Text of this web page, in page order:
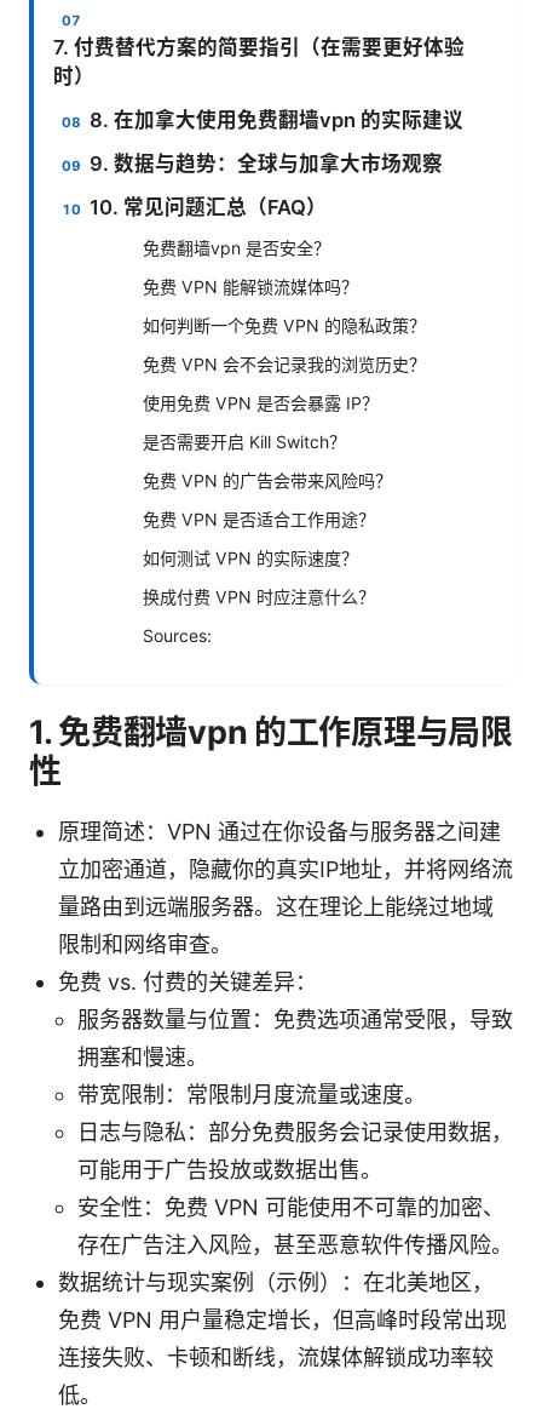
7. 付费替代方案的简要指引（在需要更好体验
时）
8. 在加拿大使用免费翻墙vpn 的实际建议
9. 数据与趋势：全球与加拿大市场观察
10. 常见问题汇总（FAQ）
免费翻墙vpn 是否安全？
免费 VPN 能解锁流媒体吗？
如何判断一个免费 VPN 的隐私政策？
免费 VPN 会不会记录我的浏览历史？
使用免费 VPN 是否会暴露 IP？
是否需要开启 Kill Switch？
免费 VPN 的广告会带来风险吗？
免费 VPN 是否适合工作用途？
如何测试 VPN 的实际速度？
换成付费 VPN 时应注意什么？
Sources:
1. 免费翻墙vpn 的工作原理与局限
性
原理简述：VPN 通过在你设备与服务器之间建
立加密通道，隐藏你的真实IP地址，并将网络流
量路由到远端服务器。这在理论上能绕过地域
限制和网络审查。
免费 vs. 付费的关键差异：
服务器数量与位置：免费选项通常受限，导致
拥塞和慢速。
带宽限制：常限制月度流量或速度。
日志与隐私：部分免费服务会记录使用数据，
可能用于广告投放或数据出售。
安全性：免费 VPN 可能使用不可靠的加密、
存在广告注入风险，甚至恶意软件传播风险。
数据统计与现实案例（示例）：在北美地区，
免费 VPN 用户量稳定增长，但高峰时段常出现
连接失败、卡顿和断线，流媒体解锁成功率较
低。